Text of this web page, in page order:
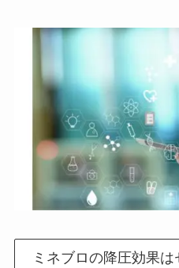
ミネブロの降圧効果は